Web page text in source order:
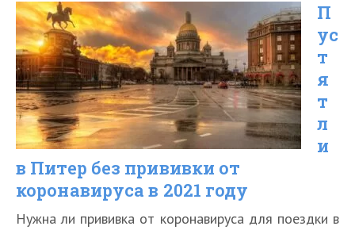
Венгрию
для
россиян
в
году
П
ус
т
я
т
л
и
в Питер без прививки от
коронавируса в 2021 году
Нужна ли прививка от коронавируса для поездки в